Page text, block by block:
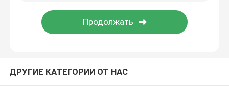
Дополнение предохранения от печени
ДРУГИЕ КАТЕГОРИИ ОТ НАС